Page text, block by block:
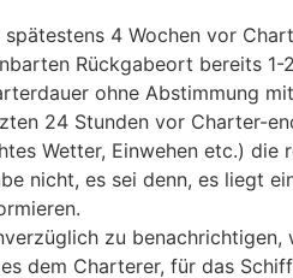
4 Wochen vor
Rückgabeort bereits
ohne Abstimmung
24 Stunden vor Charter-
Wetter, Einwehen etc.)
nicht, es sei denn, es liegt
zu
dem Charterer, für das